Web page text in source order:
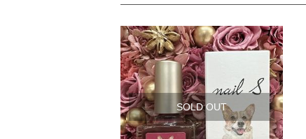
SOLD OUT